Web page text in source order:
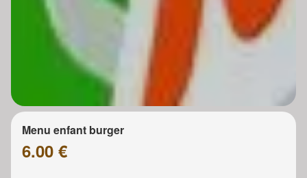
Menu enfant burger
6.00 €